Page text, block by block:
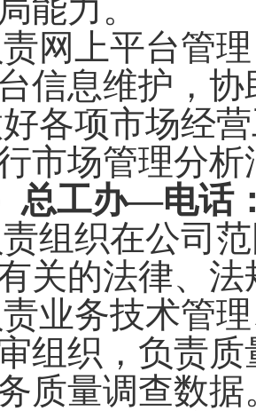
能力。
网上平台管
信息维护，
各项市场经
市场管理分析
总工办—电话
组织在公司
关的法律、
业务技术管
组织，负责
质量调查数据